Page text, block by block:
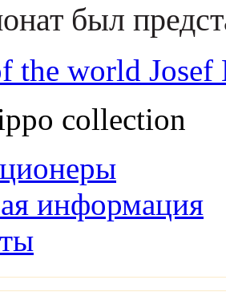
был
the world Josef
collection
информация